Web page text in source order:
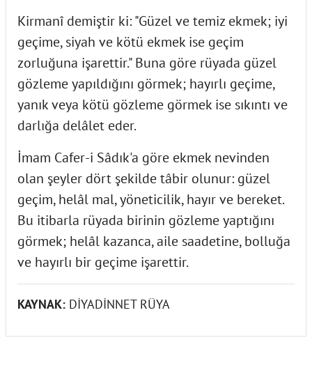
Kirmanî demiştir ki: "Güzel ve temiz ekmek; iyi
geçime, siyah ve kötü ekmek ise geçim
zorluğuna işarettir." Buna göre rüyada güzel
gözleme yapıldığını görmek; hayırlı geçime,
yanık veya kötü gözleme görmek ise sıkıntı ve
darlığa delâlet eder.
İmam Cafer-i Sâdık'a göre ekmek nevinden
olan şeyler dört şekilde tâbir olunur: güzel
geçim, helâl mal, yöneticilik, hayır ve bereket.
Bu itibarla rüyada birinin gözleme yaptığını
görmek; helâl kazanca, aile saadetine, bolluğa
ve hayırlı bir geçime işarettir.
KAYNAK: DİYADİNNET RÜYA